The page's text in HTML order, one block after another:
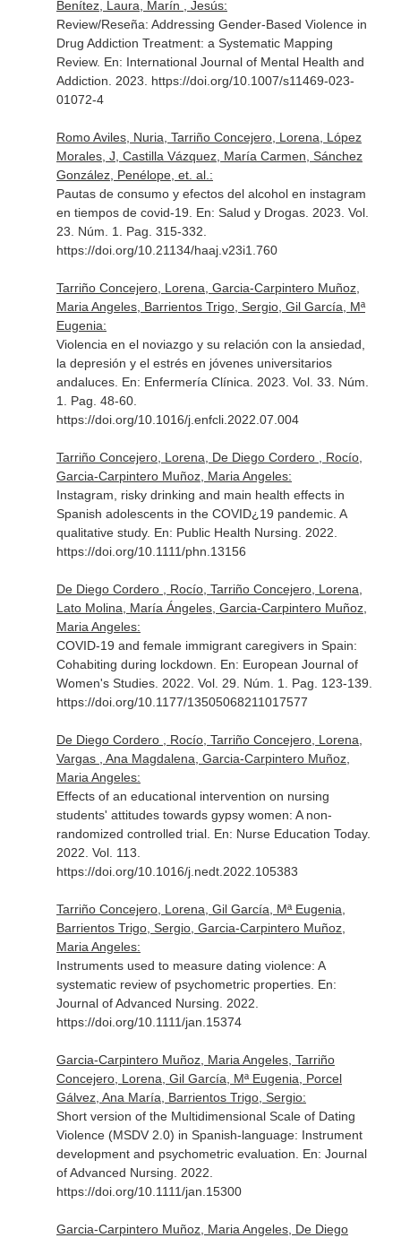
Benítez, Laura, Marín , Jesús:
Review/Reseña: Addressing Gender-Based Violence in
Drug Addiction Treatment: a Systematic Mapping
Review. En: International Journal of Mental Health and
Addiction . 2023. https://doi.org/10.1007/s11469-023-
01072-4
Romo Aviles, Nuria, Tarriño Concejero, Lorena, López
Morales, J, Castilla Vázquez, María Carmen, Sánchez
González, Penélope, et. al.:
Pautas de consumo y efectos del alcohol en instagram
en tiempos de covid-19. En: Salud y Drogas. 2023. Vol.
23. Núm. 1. Pag. 315-332.
https://doi.org/10.21134/haaj.v23i1.760
Tarriño Concejero, Lorena, Garcia-Carpintero Muñoz,
Maria Angeles, Barrientos Trigo, Sergio, Gil García, Mª
Eugenia:
Violencia en el noviazgo y su relación con la ansiedad,
la depresión y el estrés en jóvenes universitarios
andaluces. En: Enfermería Clínica . 2023. Vol. 33. Núm.
1. Pag. 48-60.
https://doi.org/10.1016/j.enfcli.2022.07.004
Tarriño Concejero, Lorena, De Diego Cordero , Rocío,
Garcia-Carpintero Muñoz, Maria Angeles:
Instagram, risky drinking and main health effects in
Spanish adolescents in the COVID¿19 pandemic. A
qualitative study. En: Public Health Nursing . 2022.
https://doi.org/10.1111/phn.13156
De Diego Cordero , Rocío, Tarriño Concejero, Lorena,
Lato Molina, María Ángeles, Garcia-Carpintero Muñoz,
Maria Angeles:
COVID-19 and female immigrant caregivers in Spain:
Cohabiting during lockdown. En: European Journal of
Women's Studies. 2022. Vol. 29. Núm. 1. Pag. 123-139.
https://doi.org/10.1177/13505068211017577
De Diego Cordero , Rocío, Tarriño Concejero, Lorena,
Vargas , Ana Magdalena, Garcia-Carpintero Muñoz,
Maria Angeles:
Effects of an educational intervention on nursing
students' attitudes towards gypsy women: A non-
randomized controlled trial. En: Nurse Education Today.
2022. Vol. 113.
https://doi.org/10.1016/j.nedt.2022.105383
Tarriño Concejero, Lorena, Gil García, Mª Eugenia,
Barrientos Trigo, Sergio, Garcia-Carpintero Muñoz,
Maria Angeles:
Instruments used to measure dating violence: A
systematic review of psychometric properties. En:
Journal of Advanced Nursing . 2022.
https://doi.org/10.1111/jan.15374
Garcia-Carpintero Muñoz, Maria Angeles, Tarriño
Concejero, Lorena, Gil García, Mª Eugenia, Porcel
Gálvez, Ana María, Barrientos Trigo, Sergio:
Short version of the Multidimensional Scale of Dating
Violence (MSDV 2.0) in Spanish-language: Instrument
development and psychometric evaluation. En: Journal
of Advanced Nursing . 2022.
https://doi.org/10.1111/jan.15300
Garcia-Carpintero Muñoz, Maria Angeles, De Diego